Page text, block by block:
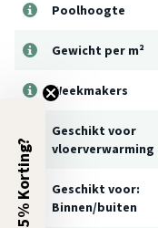
Poolhoogte
Gewicht per m²
Weekmakers
Geschikt voor
vloerverwarming
Geschikt voor:
Binnen/buiten
5% Korting?